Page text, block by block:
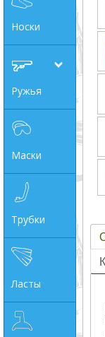
слова
Точное
Категории
Производитель
от
до
грн
Носки
Ружья
Маски
Трубки
Ласты